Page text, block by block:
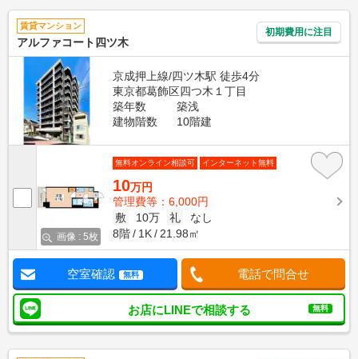
賃貸マンション
アルファコート四ツ木
初期費用に注目
京成押上線/四ツ木駅 徒歩4分
東京都葛飾区四つ木１丁目
築年数
築浅
建物階数
10階建
画像 : 5枚
無料オンライン相談可 インターネット無料
10万円
管理費等：6,000円
敷
10万 礼
なし
8階
1K 21.98㎡
空室確認 無料 電話で問合せ
お店にLINEで相談する 無料